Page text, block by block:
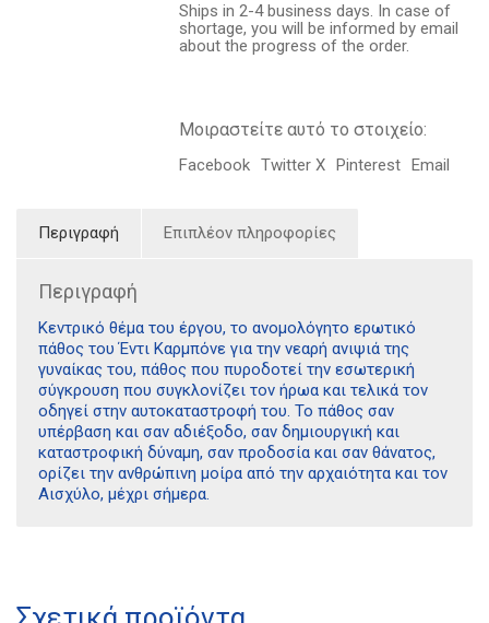
Ships in 2-4 business days. In case of
shortage, you will be informed by email
about the progress of the order.
Μοιραστείτε αυτό το στοιχείο:
Facebook Twitter X Pinterest Email
Περιγραφή Επιπλέον πληροφορίες
Περιγραφή
Κεντρικό θέμα του έργου, το ανομολόγητο ερωτικό
πάθος του Έντι Καρμπόνε για την νεαρή ανιψιά της
γυναίκας του, πάθος που πυροδοτεί την εσωτερική
σύγκρουση που συγκλονίζει τον ήρωα και τελικά τον
οδηγεί στην αυτοκαταστροφή του. Το πάθος σαν
υπέρβαση και σαν αδιέξοδο, σαν δημιουργική και
καταστροφική δύναμη, σαν προδοσία και σαν θάνατος,
ορίζει την ανθρώπινη μοίρα από την αρχαιότητα και τον
Αισχύλο, μέχρι σήμερα.